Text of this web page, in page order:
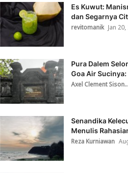
Es Kuwut:
dan Segarnya
revitomanik Jan
Pura Dalem
Goa Air Sucinya:
Axel Clement
Senandika
Menulis
Reza Kurniawan